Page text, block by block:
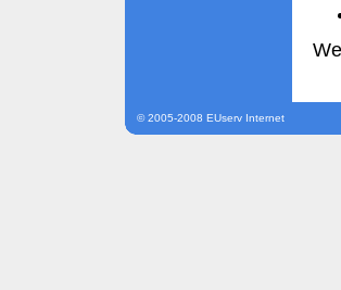
© 2005-2008 EUserv Internet